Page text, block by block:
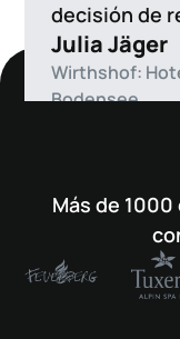
decisión de
Julia Jäger
Wirthshof:
Bodensee
Más de